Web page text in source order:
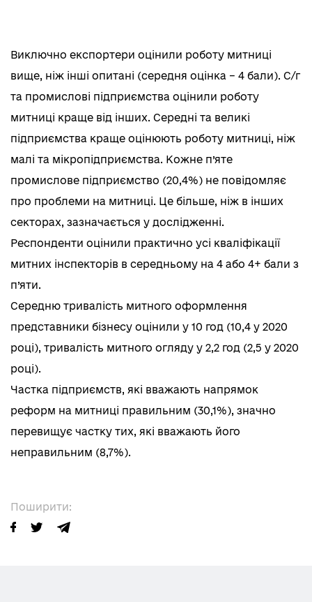
Поширити:
Виключно експортери оцінили роботу митниці
вище, ніж інші опитані (середня оцінка – 4 бали). С/г
та промислові підприємства оцінили роботу
митниці краще від інших. Середні та великі
підприємства краще оцінюють роботу митниці, ніж
малі та мікропідприємства. Кожне п’яте
промислове підприємство (20,4%) не повідомляє
про проблеми на митниці. Це більше, ніж в інших
секторах, зазначається у дослідженні.
Респонденти оцінили практично усі кваліфікації
митних інспекторів в середньому на 4 або 4+ бали з
п’яти.
Середню тривалість митного оформлення
представники бізнесу оцінили у 10 год (10,4 у 2020
році), тривалість митного огляду у 2,2 год (2,5 у 2020
році).
Частка підприємств, які вважають напрямок
реформ на митниці правильним (30,1%), значно
перевищує частку тих, які вважають його
неправильним (8,7%).